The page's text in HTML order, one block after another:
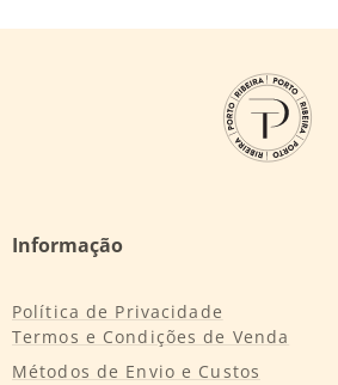
Informação
Política de Privacidade
Termos e Condições de Venda
Métodos de Envio e Custos